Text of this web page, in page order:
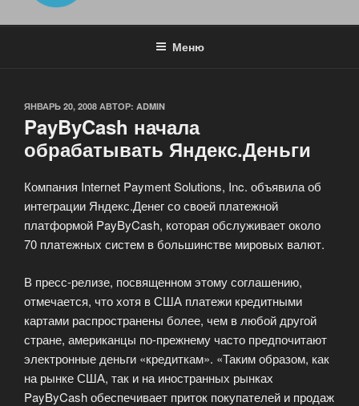
Меню
ОПУБЛИКОВАНО
ЯНВАРЬ 20, 2008 АВТОР: ADMIN
PayByCash начала
обрабатывать Яндекс.Деньги
Компания Internet Payment Solutions, Inc. объявила об
интеграции Яндекс.Денег со своей платежной
платформой PayByCash, которая обслуживает около
70 платежных систем в большинстве мировых валют.
В пресс-релизе, посвященном этому соглашению,
отмечается, что хотя в США платежи кредитными
картами распространены более, чем в любой другой
стране, американцы по-прежнему часто предпочитают
электронные деньги «кредиткам». «Таким образом, как
на рынке США, так и на иностранных рынках
PayByCash обеспечивает приток покупателей и продаж